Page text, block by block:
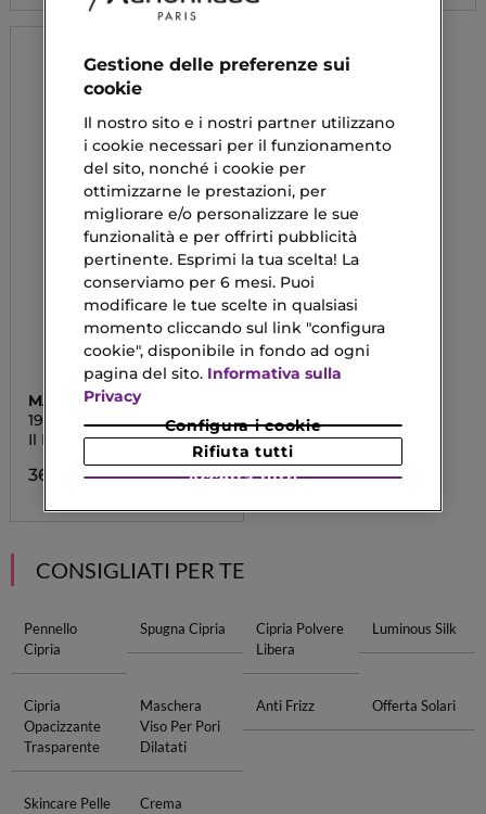
MARIONNAUD 1984
1984 ACCESSORIES
Il Pennello Polveri N°05
36,00 €
CONSIGLIATI PER TE
Pennello
Cipria
Spugna Cipria
Cipria Polvere
Libera
Luminous Silk
Cipria
Opacizzante
Trasparente
Maschera
Viso Per Pori
Dilatati
Anti Frizz Offerta Solari
Skincare Pelle
Crema
Gestione delle preferenze sui
cookie
Il nostro sito e i nostri partner utilizzano
i cookie necessari per il funzionamento
del sito, nonché i cookie per
ottimizzarne le prestazioni, per
migliorare e/o personalizzare le sue
funzionalità e per offrirti pubblicità
pertinente. Esprimi la tua scelta! La
conserviamo per 6 mesi. Puoi
modificare le tue scelte in qualsiasi
momento cliccando sul link "configura
cookie", disponibile in fondo ad ogni
pagina del sito. Informativa sulla
Privacy
Configura i cookie
Rifiuta tutti
Accetta tutti